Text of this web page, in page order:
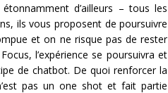
d’ailleurs – tous les
ils vous proposent de poursuivre
et on ne risque pas de rester
l’expérience se poursuivra et
de chatbot. De quoi renforcer la
pas un one shot et fait partie